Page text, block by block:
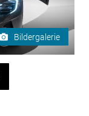
Bildergalerie